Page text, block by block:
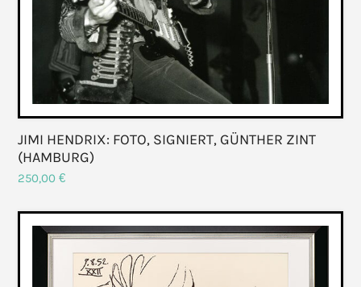
JIMI HENDRIX: FOTO, SIGNIERT, GÜNTHER ZINT
(HAMBURG)
250,00€